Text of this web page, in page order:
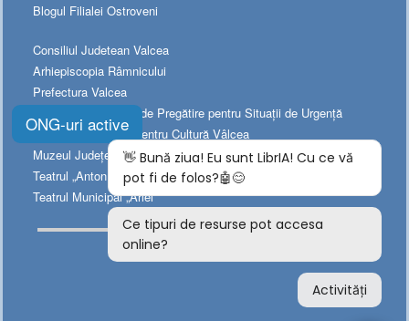
Blogul Filialei Ostroveni
Consiliul Judetean Valcea
Arhiepiscopia Râmnicului
Prefectura Valcea
Platforma Naționala de Pregătire pentru Situații de Urgență
Directia Judeţeană pentru Cultură Vâlcea
Muzeul Judeţean de Istorie
Teatrul „Anton Pann”
Teatrul Municipal „Ariel”
ONG-uri active